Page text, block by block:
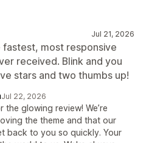
Jul 21, 2026
most responsive
received. Blink and you
stars and two thumbs up!
Jul 22, 2026
glowing review! We’re
the theme and that our
back to you so quickly. Your